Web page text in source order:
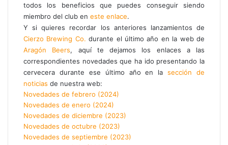
todos los beneficios que puedes conseguir siendo
miembro del club en este enlace.
Y si quieres recordar los anteriores lanzamientos de
Cierzo Brewing Co. durante el último año en la web de
Aragón Beers, aquí te dejamos los enlaces a las
correspondientes novedades que ha ido presentando la
cervecera durante ese último año en lasección de
noticias de nuestra web:
Novedades de febrero (2024)
Novedades de enero (2024)
Novedades de diciembre (2023)
Novedades de octubre (2023)
Novedades de septiembre (2023)